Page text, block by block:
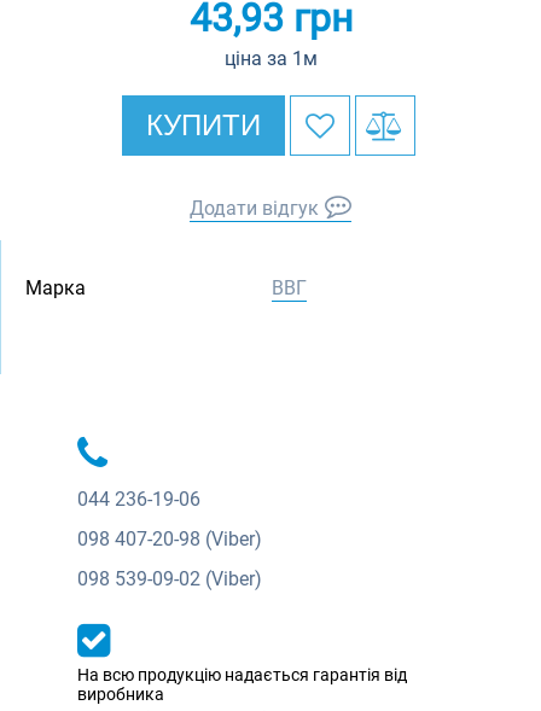
43,93грн
ціна за 1м
КУПИТИ
Додати відгук
Марка ВВГ
044 236-19-06
098 407-20-98 (Viber)
098 539-09-02 (Viber)
На всю продукцію надається гарантія від
виробника